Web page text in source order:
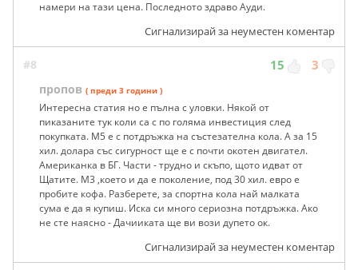
намери на тази цена. Последното здраво Ауди.
Сигнализирай за неуместен коментар
#8 15 3
пропов ( преди 3 години )
Интересна статия но е пълна с уловки. Някой от
пиказаните тук коли са с по голяма инвестиция след
покупката. М5 е с потдръжка на състезателна кола. А за 15
хил. долара със сигурност ще е с почти окотен двигател.
Американка в БГ. Части - трудно и скъпо, щото идват от
Щатите. М3 ,което и да е поколение, под 30 хил. евро е
пробите кофа. Разберете, за спортна кола най малката
сума е да я купиш. Иска си много сериозна потдръжка. Ако
не сте наясно - Дачииката ще ви вози дупето ок.
Сигнализирай за неуместен коментар